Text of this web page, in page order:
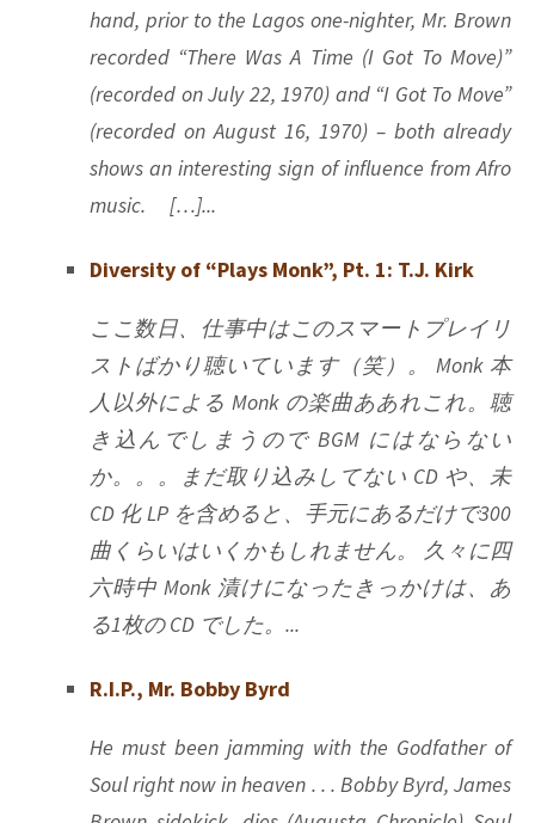
hand, prior to the Lagos one-nighter, Mr. Brown
recorded “There Was A Time (I Got To Move)”
(recorded on July 22, 1970) and “I Got To Move”
(recorded on August 16, 1970) – both already
shows an interesting sign of influence from Afro
music. […]...
Diversity of “Plays Monk”, Pt. 1: T.J. Kirk
ここ数日、仕事中はこのスマートプレイリ
ストばかり聴いています（笑）。 Monk 本
人以外による Monk の楽曲ああれこれ。聴
き込んでしまうので BGM にはならない
か。。。まだ取り込みしてない CD や、未
CD 化 LP を含めると、手元にあるだけで300
曲くらいはいくかもしれません。 久々に四
六時中 Monk 漬けになったきっかけは、あ
る1枚の CD でした。...
R.I.P., Mr. Bobby Byrd
He must been jamming with the Godfather of
Soul right now in heaven . . . Bobby Byrd, James